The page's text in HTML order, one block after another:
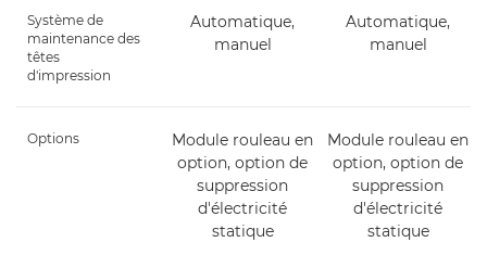
Système de
maintenance des
têtes
d'impression
Automatique,
manuel
Automatique,
manuel
Options
Module rouleau en
option, option de
suppression
d'électricité
statique
Module rouleau en
option, option de
suppression
d'électricité
statique